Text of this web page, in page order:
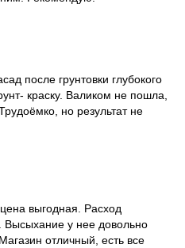
после грунтовки глубокого
краску. Валиком не пошла,
но результат не
выгодная. Расход
у нее довольно
отличный, есть все